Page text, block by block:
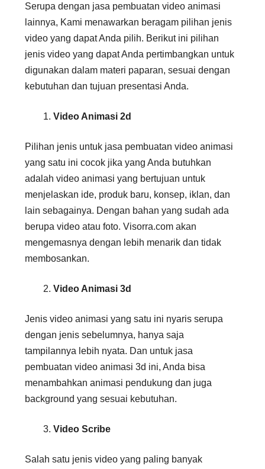
Serupa dengan jasa pembuatan video animasi
lainnya, Kami menawarkan beragam pilihan jenis
video yang dapat Anda pilih. Berikut ini pilihan
jenis video yang dapat Anda pertimbangkan untuk
digunakan dalam materi paparan, sesuai dengan
kebutuhan dan tujuan presentasi Anda.
Video Animasi 2d
Pilihan jenis untuk jasa pembuatan video animasi
yang satu ini cocok jika yang Anda butuhkan
adalah video animasi yang bertujuan untuk
menjelaskan ide, produk baru, konsep, iklan, dan
lain sebagainya. Dengan bahan yang sudah ada
berupa video atau foto. Visorra.com akan
mengemasnya dengan lebih menarik dan tidak
membosankan.
Video Animasi 3d
Jenis video animasi yang satu ini nyaris serupa
dengan jenis sebelumnya, hanya saja
tampilannya lebih nyata. Dan untuk jasa
pembuatan video animasi 3d ini, Anda bisa
menambahkan animasi pendukung dan juga
background yang sesuai kebutuhan.
Video Scribe
Salah satu jenis video yang paling banyak